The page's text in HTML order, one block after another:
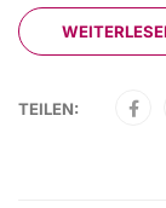
TEILEN: